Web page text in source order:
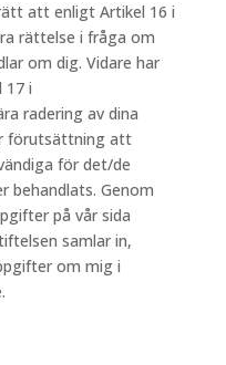
att enligt Artikel 16 i
rättelse i fråga om
om dig. Vidare har
17 i
radering av dina
förutsättning att
för det/de
behandlats. Genom
på vår sida
samlar in,
om mig i